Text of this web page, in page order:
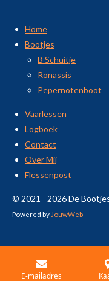
Home
Bootjes
B Schuitje
Ronassis
Pepernotenboot
Vaarlessen
Logboek
Contact
Over Mij
Flessenpost
© 2021 - 2026 De
Powered by JouwWeb
E-mailadres